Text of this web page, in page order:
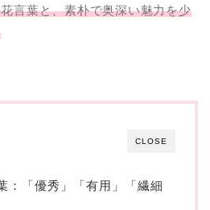
言葉と、素朴で奥深い魅力を少
CLOSE
：「優秀」「有用」「繊細